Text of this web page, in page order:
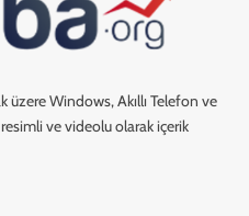
üzere Windows, Akıllı Telefon ve
ve videolu olarak içerik